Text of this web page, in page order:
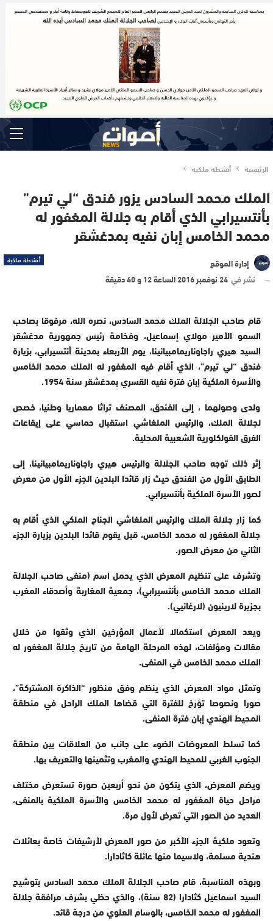
الرئيسية أنشطة ملكية
الملك محمد السادس يزور فندق “لي تيرم”
بأنتسيرابي الذي أقام به جلالة المغفور له
محمد الخامس إبان نفيه بمدغشقر
أنشطة ملكية
إدارة الموقع
نشر في 24 نوفمبر 2016 الساعة 12 و 40 دقيقة
قام صاحب الجلالة الملك محمد السادس، نصره الله، مرفوقا بصاحب
السمو الأمير مولاي إسماعيل، وفخامة رئيس جمهورية مدغشقر
السيد هيري راجاوناريمامبيانينا، يوم الأربعاء بمدينة أنتسيرابي، بزيارة
فندق “لي تيرم”، الذي أقام فيه المغفور له الملك محمد الخامس
والأسرة الملكية إبان فترة نفيه القسري بمدغشقر سنة 1954.
ولدى وصولهما ، إلى الفندق، المصنف تراثا معماريا وطنيا، خصص
لجلالة الملك، والرئيس الملغاشي استقبال حماسي على إيقاعات
الفرق الفولكلورية الشعبية المحلية.
إثر ذلك توجه صاحب الجلالة والرئيس هيري راجاوناريمامبيانينا، إلى
الطابق الأول من الفندق حيث زار قائدا البلدين الجزء الأول من معرض
لصور الأسرة الملكية بأنتسيرابي.
كما زار جلالة الملك والرئيس الملغاشي الجناح الملكي الذي أقام به
جلالة المغفور له محمد الخامس، قبل يقوم قائدا البلدين بزيارة الجزء
الثاني من معرض الصور.
وتشرف على تنظيم المعرض الذي يحمل اسم (منفى صاحب الجلالة
الملك محمد الخامس بأنتسيرابي)، جمعية المغاربة وأصدقاء المغرب
بجزيرة لارينيون (لارغانيي).
ويعد المعرض استكمالا لأعمال المؤرخين الذي وثقوا من خلال
مقالات ومؤلفات، لهذه المرحلة الهامة من تاريخ جلالة المغفور له
الملك محمد الخامس في المنفى.
وتمثل مواد المعرض الذي ينظم وفق منظور “الذاكرة المشتركة”،
صورا ونصوصا تؤرخ للفترة التي قضاها الملك الراحل في منطقة
المحيط الهندي إبان فترة المنفى.
كما تسلط المعروضات الضوء على جانب من العلاقات بين منطقة
الجنوب الغربي للمحيط الهندي والمغرب وتثمينها والتعريف بها.
ويضم المعرض، الذي يتكون من نحو أربعين صورة تستعرض مختلف
مراحل حياة المغفور له محمد الخامس والأسرة الملكية بالمنفى،
العديد من الصور التي تعرض لأول مرة.
وتعود ملكية الجزء الأكبر من صور المعرض لأرشيفات خاصة بعائلات
هندية مسلمة، ولاسيما منها عائلة كاثادارا.
وبهذه المناسبة، قام صاحب الجلالة الملك محمد السادس بتوشيح
السيد اسماعيل كثادارا (82 سنة)، والذي حظي بشرف مرافقة جلالة
المغفور له محمد الخامس، بالوسام العلوي من درجة قائد.